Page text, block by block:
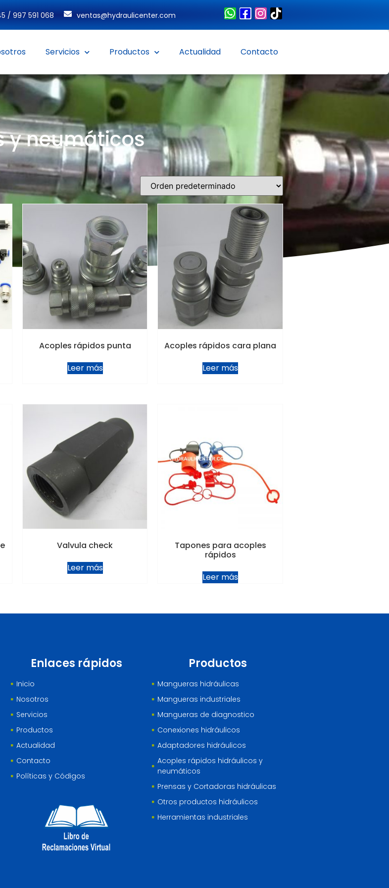
/ 997 591 068 ventas@hydraulicenter.com
Servicios Productos Actualidad Contacto
y neumáticos
Acoples rápidos punta
Leer más
Acoples rápidos cara plana
Leer más
Valvula check
Leer más
Tapones para acoples
rápidos
Leer más
Enlaces rápidos
Inicio
Nosotros
Servicios
Productos
Actualidad
Contacto
Políticas y Códigos
Productos
Mangueras hidráulicas
Mangueras industriales
Mangueras de diagnostico
Conexiones hidráulicos
Adaptadores hidráulicos
Acoples rápidos hidráulicos y
neumáticos
Prensas y Cortadoras hidráulicas
Otros productos hidráulicos
Herramientas industriales